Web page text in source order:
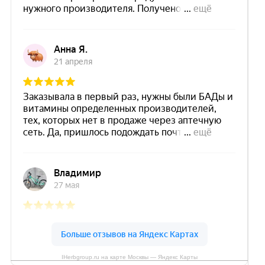
IHerbgroup.ru на карте Москвы — Яндекс Карты